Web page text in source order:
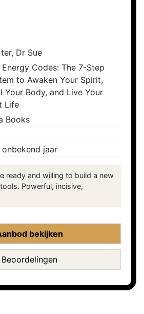
Dr Sue
Energy Codes: The 7-Step
to Awaken Your Spirit,
Your Body, and Live Your
Life
Books
onbekend jaar
ready and willing to build a new
Powerful, incisive,
bekijken
Beoordelingen